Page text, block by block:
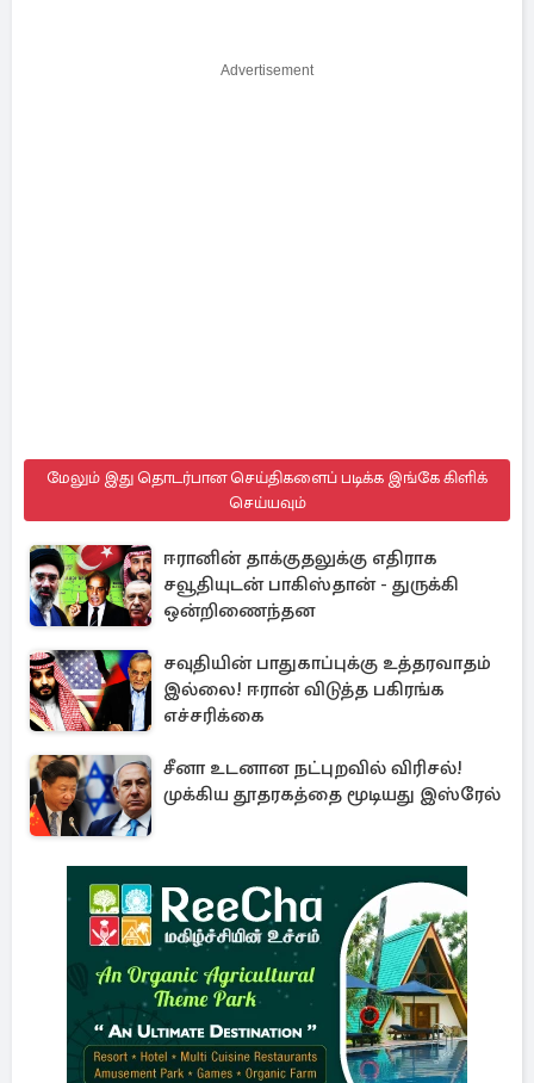
Advertisement
மேலும் இது தொடர்பான செய்திகளைப் படிக்க இங்கே கிளிக்
செய்யவும்
ஈரானின் தாக்குதலுக்கு எதிராக
சவூதியுடன் பாகிஸ்தான் - துருக்கி
ஒன்றிணைந்தன
சவுதியின் பாதுகாப்புக்கு உத்தரவாதம்
இல்லை! ஈரான் விடுத்த பகிரங்க
எச்சரிக்கை
சீனா உடனான நட்புறவில் விரிசல்!
முக்கிய தூதரகத்தை மூடியது இஸ்ரேல்